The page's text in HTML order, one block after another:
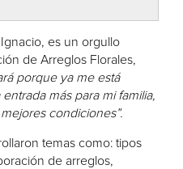
es un orgullo
de Arreglos Florales,
porque ya me está
más para mi familia,
condiciones”.
temas como: tipos
de arreglos,